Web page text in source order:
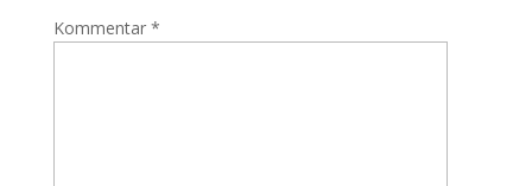
Kommentar *